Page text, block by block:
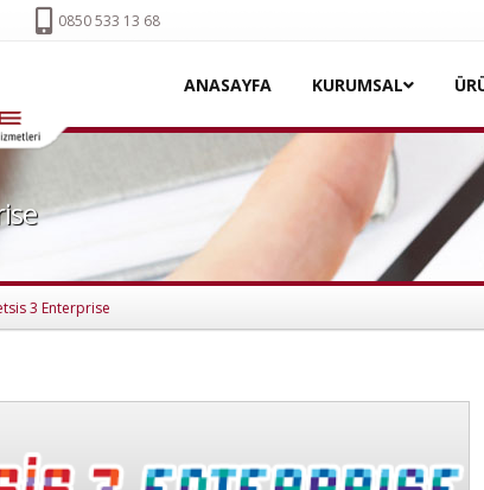
0850 533 13 68
ANASAYFA KURUMSAL
3 Enterprise